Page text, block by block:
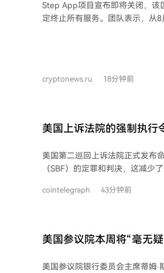
低流动性代币。交易所警告提现
BitMart成立于2017年，总部位于
储备在抛售时可能进一步贬值，
Step App项目宣布即将关闭，该
定终止所有服务。团队表示，从
交易所Upbit和Bithumb于7月16
cryptonews.ru 18分钟前
美国上诉法院的强制执
美国第二巡回上诉法院正式发布
（SBF）的定罪和判决，这减少
重罪并判处25年联邦监禁。三位
法院意见中指出，地区法院已明
缺乏欺诈故意的说法在法律上具
cointelegraph 43分钟前
美国参议院本周将“毫无
美国参议院银行委员会主席蒂姆